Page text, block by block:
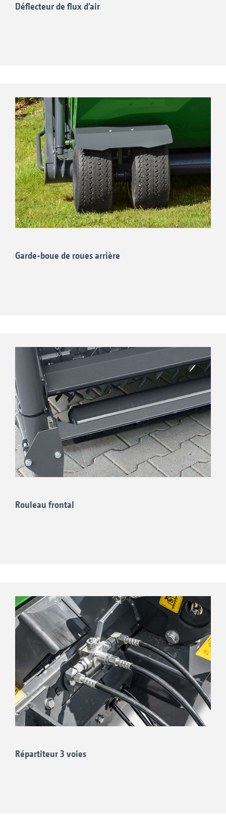
Déflecteur de flux d’air
Garde-boue de roues arrière
Rouleau frontal
Répartiteur 3 voies